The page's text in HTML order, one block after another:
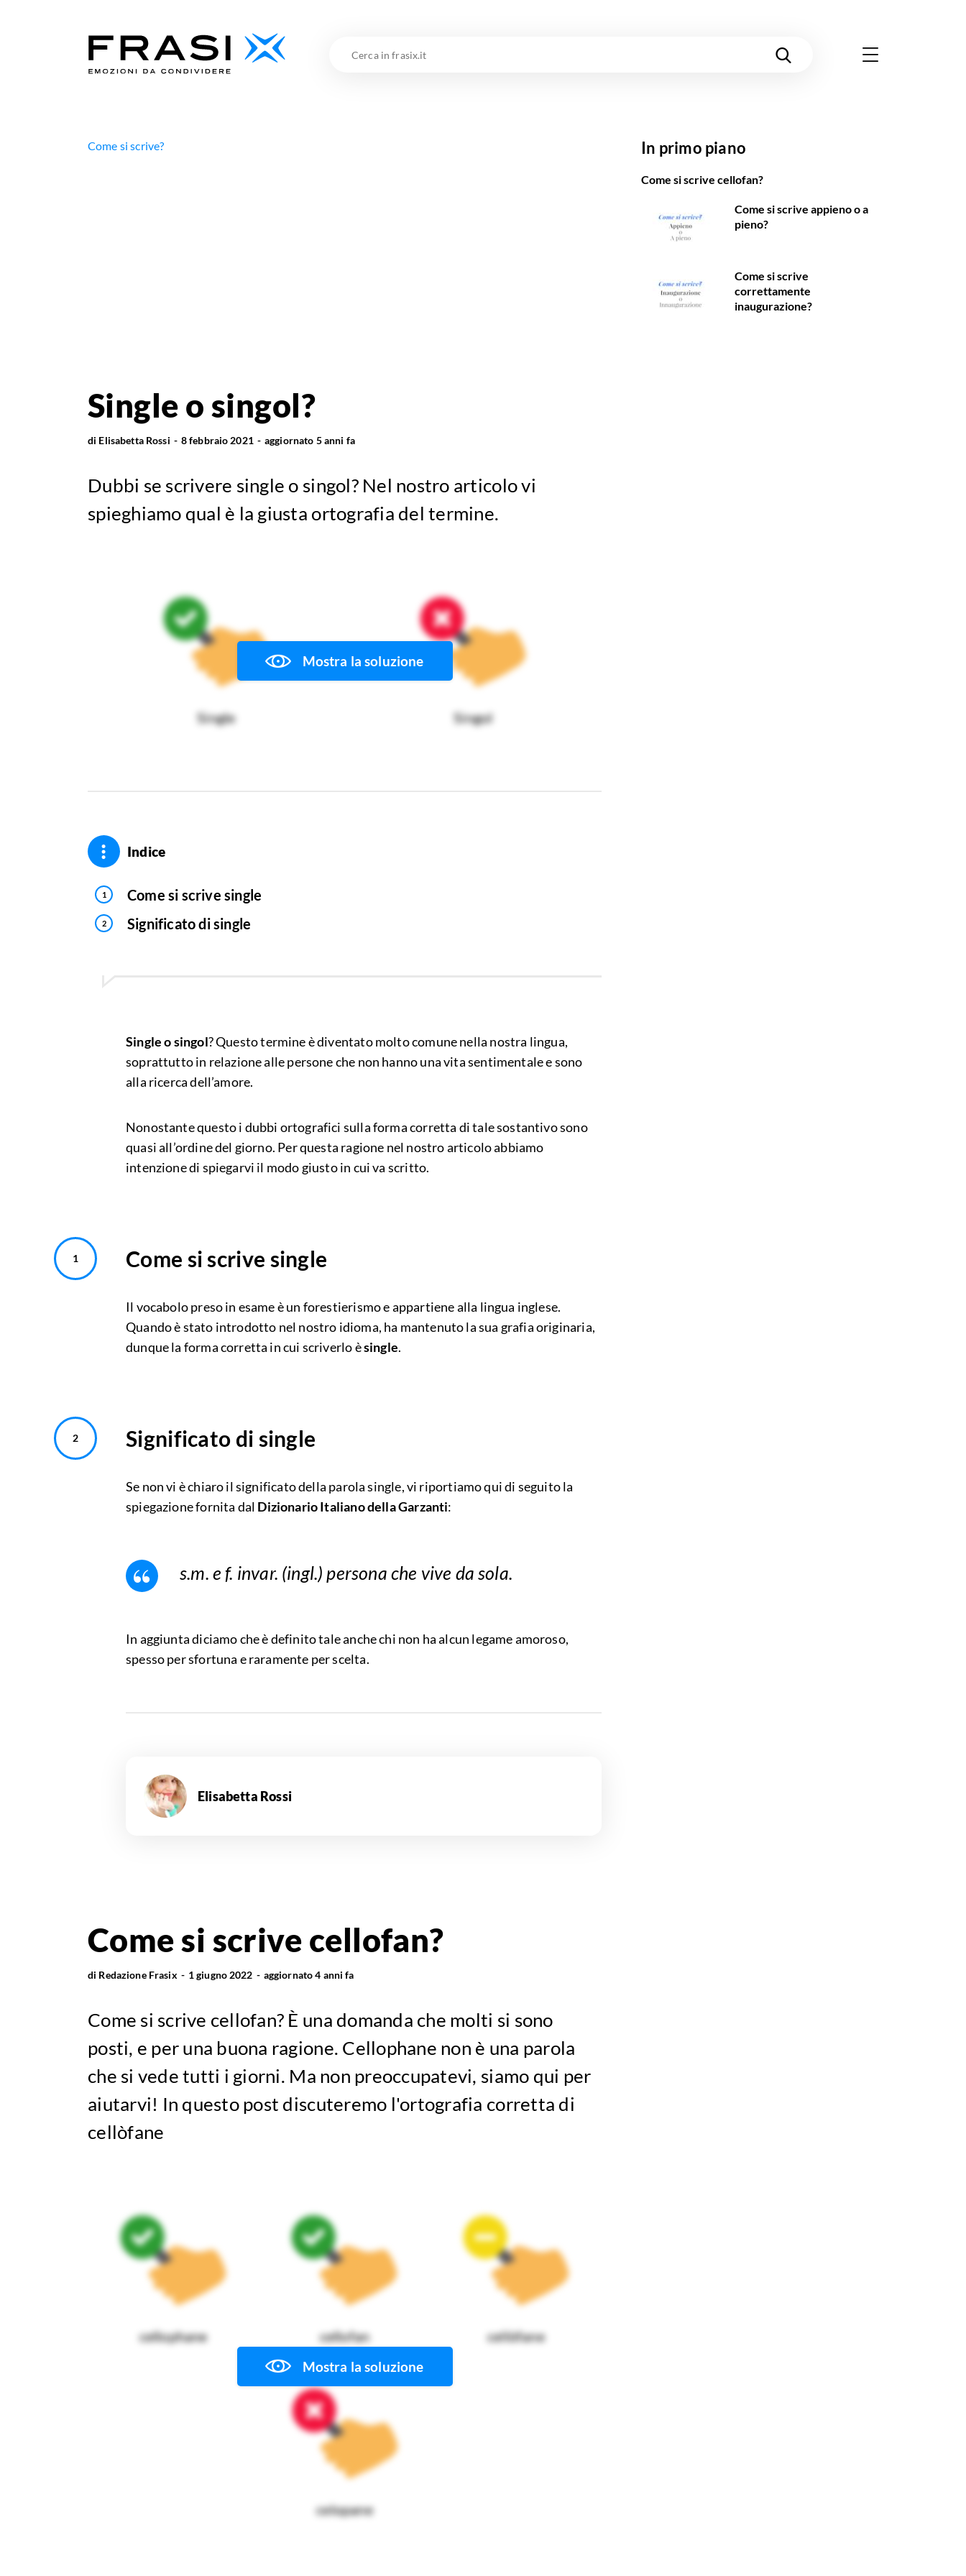
Come si scrive?
Single o singol?
di Elisabetta Rossi 8 febbraio 2021 aggiornato 5 anni fa
Dubbi se scrivere single o singol? Nel nostro articolo vi
spieghiamo qual è la giusta ortografia del termine.
Mostra la soluzione
Single Singol
Indice
Come si scrive single
Significato di single
Single o singol? Questo termine è diventato molto comune nella nostra lingua,
soprattutto in relazione alle persone che non hanno una vita sentimentale e sono
alla ricerca dell’amore.
Nonostante questo i dubbi ortografici sulla forma corretta di tale sostantivo sono
quasi all’ordine del giorno. Per questa ragione nel nostro articolo abbiamo
intenzione di spiegarvi il modo giusto in cui va scritto.
Come si scrive single
Il vocabolo preso in esame è un forestierismo e appartiene alla lingua inglese.
Quando è stato introdotto nel nostro idioma, ha mantenuto la sua grafia originaria,
dunque la forma corretta in cui scriverlo èsingle.
Significato di single
Se non vi è chiaro il significato della parola single, vi riportiamo qui di seguito la
spiegazione fornita dal Dizionario Italiano della Garzanti:
s.m. e f. invar. (ingl.) persona che vive da sola.
In aggiunta diciamo che è definito tale anche chi non ha alcun legame amoroso,
spesso per sfortuna e raramente per scelta.
Elisabetta Rossi
Come si scrive cellofan?
di Redazione Frasix 1 giugno 2022 aggiornato4 anni fa
Come si scrive cellofan? È una domanda che molti si sono
posti, e per una buona ragione. Cellophane non è una parola
che si vede tutti i giorni. Ma non preoccupatevi, siamo qui per
aiutarvi! In questo post discuteremo l'ortografia corretta di
cellòfane
Mostra la soluzione
cellophane cellofan cellòfane
celopane
In primo piano
Come si scrive cellofan?
Come si scrive appieno o a
pieno?
Come si scrive
correttamente
inaugurazione?